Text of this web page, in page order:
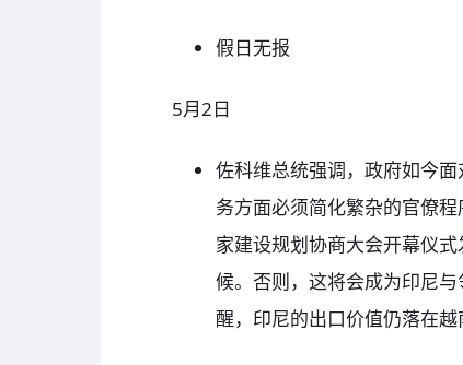
假日无报
5月2日
佐科维总统强调，政府如今
务方面必须简化繁杂的官僚
家建设规划协商大会开幕仪
候。否则，这将会成为印尼
醒，印尼的出口价值仍落在越